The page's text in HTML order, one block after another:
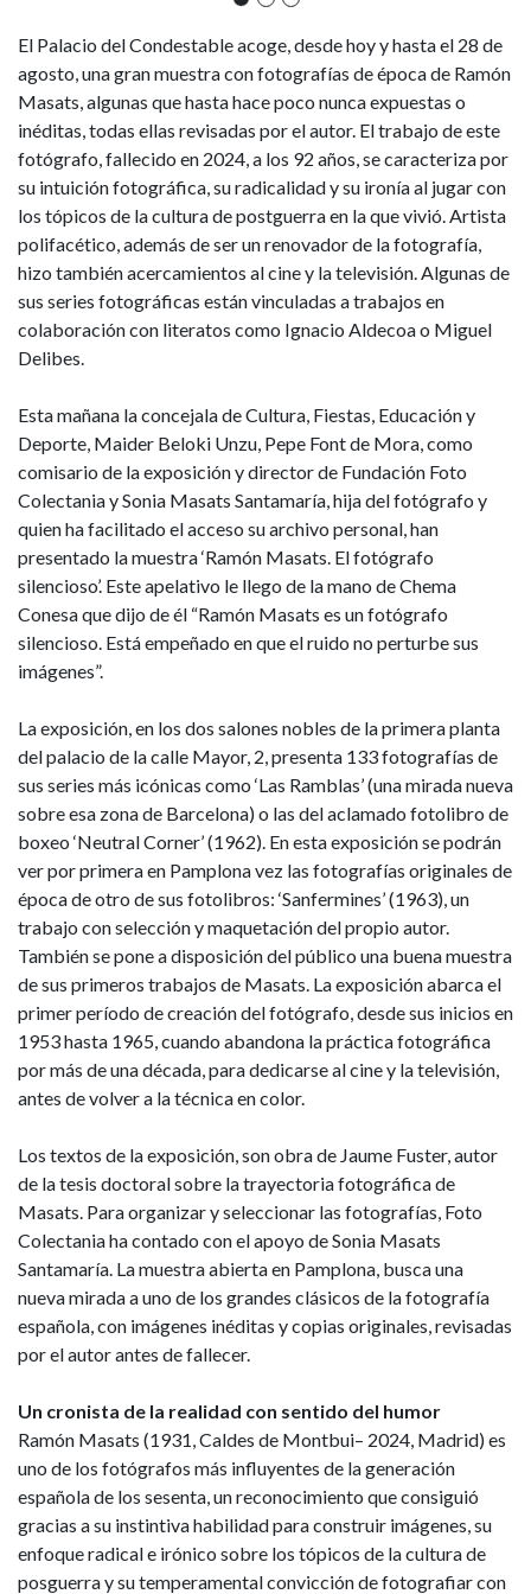
El Palacio del Condestable acoge, desde hoy y hasta el 28 de
agosto, una gran muestra con fotografías de época de Ramón
Masats, algunas que hasta hace poco nunca expuestas o
inéditas, todas ellas revisadas por el autor. El trabajo de este
fotógrafo, fallecido en 2024, a los 92 años, se caracteriza por
su intuición fotográfica, su radicalidad y su ironía al jugar con
los tópicos de la cultura de postguerra en la que vivió. Artista
polifacético, además de ser un renovador de la fotografía,
hizo también acercamientos al cine y la televisión. Algunas de
sus series fotográficas están vinculadas a trabajos en
colaboración con literatos como Ignacio Aldecoa o Miguel
Delibes.
Esta mañana la concejala de Cultura, Fiestas, Educación y
Deporte, Maider Beloki Unzu, Pepe Font de Mora, como
comisario de la exposición y director de Fundación Foto
Colectania y Sonia Masats Santamaría, hija del fotógrafo y
quien ha facilitado el acceso su archivo personal, han
presentado la muestra ‘Ramón Masats. El fotógrafo
silencioso’. Este apelativo le llego de la mano de Chema
Conesa que dijo de él “Ramón Masats es un fotógrafo
silencioso. Está empeñado en que el ruido no perturbe sus
imágenes”.
La exposición, en los dos salones nobles de la primera planta
del palacio de la calle Mayor, 2, presenta 133 fotografías de
sus series más icónicas como ‘Las Ramblas’ (una mirada nueva
sobre esa zona de Barcelona) o las del aclamado fotolibro de
boxeo ‘Neutral Corner’ (1962). En esta exposición se podrán
ver por primera en Pamplona vez las fotografías originales de
época de otro de sus fotolibros: ‘Sanfermines’ (1963), un
trabajo con selección y maquetación del propio autor.
También se pone a disposición del público una buena muestra
de sus primeros trabajos de Masats. La exposición abarca el
primer período de creación del fotógrafo, desde sus inicios en
1953 hasta 1965, cuando abandona la práctica fotográfica
por más de una década, para dedicarse al cine y la televisión,
antes de volver a la técnica en color.
Los textos de la exposición, son obra de Jaume Fuster, autor
de la tesis doctoral sobre la trayectoria fotográfica de
Masats. Para organizar y seleccionar las fotografías, Foto
Colectania ha contado con el apoyo de Sonia Masats
Santamaría. La muestra abierta en Pamplona, busca una
nueva mirada a uno de los grandes clásicos de la fotografía
española, con imágenes inéditas y copias originales, revisadas
por el autor antes de fallecer.
Un cronista de la realidad con sentido del humor
Ramón Masats (1931, Caldes de Montbui– 2024, Madrid) es
uno de los fotógrafos más influyentes de la generación
española de los sesenta, un reconocimiento que consiguió
gracias a su instintiva habilidad para construir imágenes, su
enfoque radical e irónico sobre los tópicos de la cultura de
posguerra y su temperamental convicción de fotografiar con